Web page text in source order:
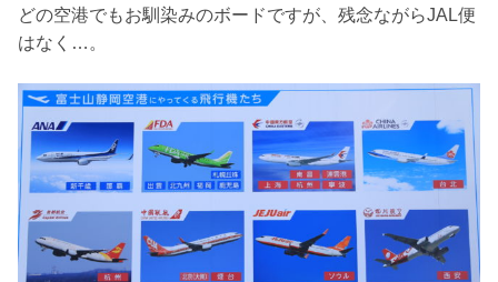
どの空港でもお馴染みのボードですが、残念ながらJAL便
はなく…。